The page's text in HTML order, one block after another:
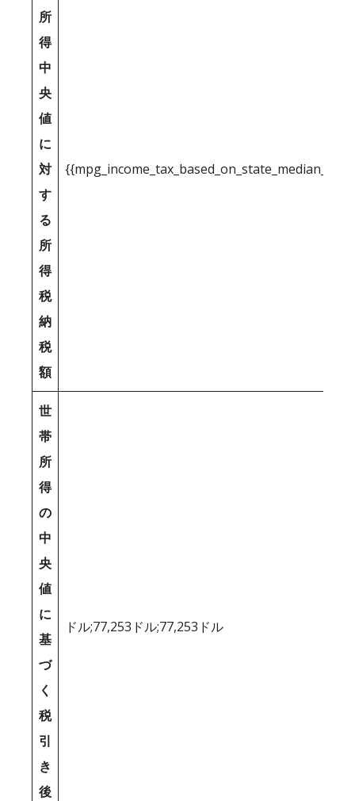
所
得
中
央
値
に
対
す
る
所
得
税
納
税
額
世
帯
所
得
の
中
央
値
に
基
づ
く
税
引
き
後
ドル;77,253ドル;77,253ドル